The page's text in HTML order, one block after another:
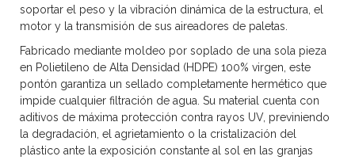
soportar el peso y la vibración dinámica de la estructura, el
motor y la transmisión de sus aireadores de paletas.
Fabricado mediante moldeo por soplado de una sola pieza
en Polietileno de Alta Densidad (HDPE) 100% virgen, este
pontón garantiza un sellado completamente hermético que
impide cualquier filtración de agua. Su material cuenta con
aditivos de máxima protección contra rayos UV, previniendo
la degradación, el agrietamiento o la cristalización del
plástico ante la exposición constante al sol en las granjas